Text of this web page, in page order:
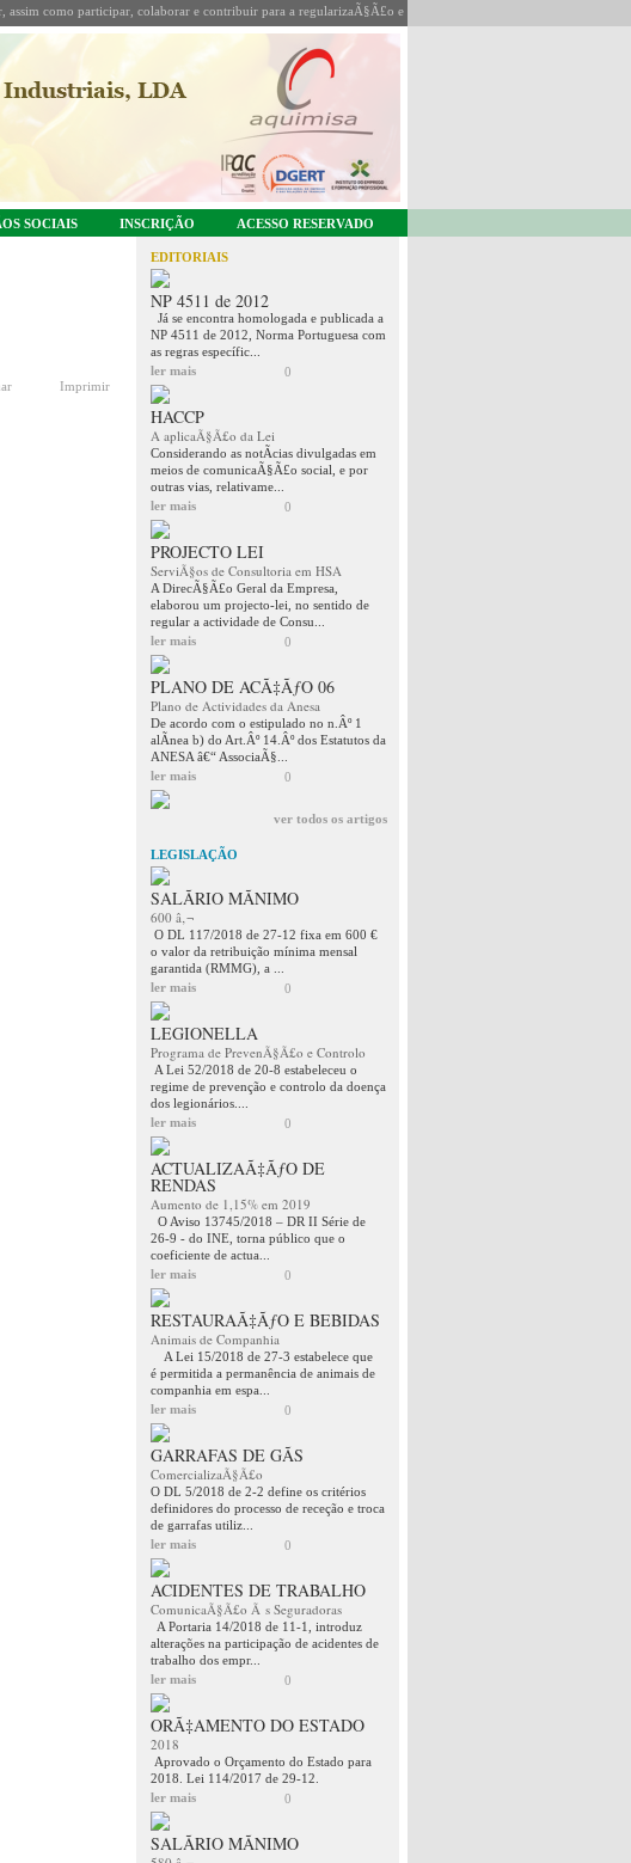
como participar, colaborar e contribuir para a regularizaÃ§Ã£o e coordenaÃ§Ã£o da sua actividade.
SOCIAIS INSCRIÇÃO ACESSO RESERVADO
Imprimir
EDITORIAIS
NP 4511 de 2012
Já se encontra homologada e publicada a
NP 4511 de 2012, Norma Portuguesa com
as regras específic...
ler mais
0
HACCP
A aplicaÃ§Ã£o da Lei
Considerando as notÃ­cias divulgadas em
meios de comunicaÃ§Ã£o social, e por
outras vias, relativame...
ler mais
0
PROJECTO LEI
ServiÃ§os de Consultoria em HSA
A DirecÃ§Ã£o Geral da Empresa,
elaborou um projecto-lei, no sentido de
regular a actividade de Consu...
ler mais
0
PLANO DE ACÃ‡ÃƒO 06
Plano de Actividades da Anesa
De acordo com o estipulado no n.Âº 1
alÃ­nea b) do Art.Âº 14.Âº dos Estatutos da
ANESA â€“ AssociaÃ§...
ler mais
0
ver todos os artigos
LEGISLAÇÃO
SALÃRIO MÃNIMO
600 â‚¬
O DL 117/2018 de 27-12 fixa em 600 €
o valor da retribuição mínima mensal
garantida (RMMG), a ...
ler mais
0
LEGIONELLA
Programa de PrevenÃ§Ã£o e Controlo
A Lei 52/2018 de 20-8 estabeleceu o
regime de prevenção e controlo da doença
dos legionários....
ler mais
0
ACTUALIZAÃ‡ÃƒO DE
RENDAS
Aumento de 1,15% em 2019
O Aviso 13745/2018 – DR II Série de
26-9 - do INE, torna público que o
coeficiente de actua...
ler mais
0
RESTAURAÃ‡ÃƒO E BEBIDAS
Animais de Companhia
A Lei 15/2018 de 27-3 estabelece que
é permitida a permanência de animais de
companhia em espa...
ler mais
0
GARRAFAS DE GÃS
ComercializaÃ§Ã£o
O DL 5/2018 de 2-2 define os critérios
definidores do processo de receção e troca
de garrafas utiliz...
ler mais
0
ACIDENTES DE TRABALHO
ComunicaÃ§Ã£o Ã s Seguradoras
A Portaria 14/2018 de 11-1, introduz
alterações na participação de acidentes de
trabalho dos empr...
ler mais
0
ORÃ‡AMENTO DO ESTADO
2018
Aprovado o Orçamento do Estado para
2018. Lei 114/2017 de 29-12.
ler mais
0
SALÃRIO MÃNIMO